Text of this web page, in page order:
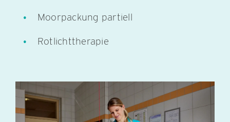
Moorpackung partiell
Rotlichttherapie